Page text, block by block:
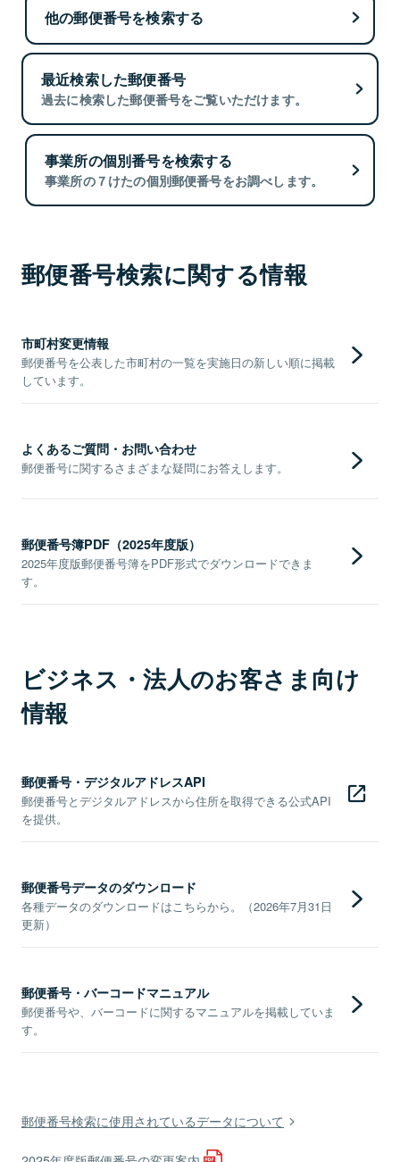
他の郵便番号を検索する
最近検索した郵便番号
過去に検索した郵便番号をご覧いただけます。
事業所の個別番号を検索する
事業所の７けたの個別郵便番号をお調べします。
郵便番号検索に関する情報
市町村変更情報
郵便番号を公表した市町村の一覧を実施日の新しい順に掲載
しています。
よくあるご質問・お問い合わせ
郵便番号に関するさまざまな疑問にお答えします。
郵便番号簿PDF（2025年度版）
2025年度版郵便番号簿をPDF形式でダウンロードできま
す。
ビジネス・法人のお客さま向け
情報
郵便番号・デジタルアドレスAPI
郵便番号とデジタルアドレスから住所を取得できる公式API
を提供。
郵便番号データのダウンロード
各種データのダウンロードはこちらから。（2026年7月31日
更新）
郵便番号・バーコードマニュアル
郵便番号や、バーコードに関するマニュアルを掲載していま
す。
郵便番号検索に使用されているデータについて